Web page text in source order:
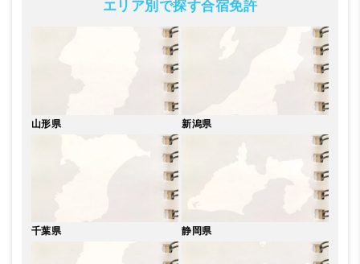
エリア別で探す合宿免許
山形県 新潟県
千葉県 静岡県